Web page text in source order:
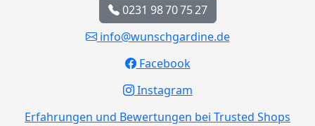
0231 98 70 75 27
info@wunschgardine.de
Facebook
Instagram
Erfahrungen und Bewertungen bei Trusted Shops